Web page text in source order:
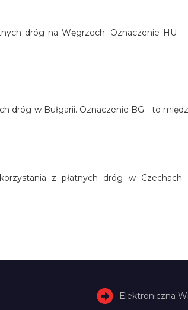
dróg na Węgrzech. Oznaczenie HU
dróg w Bułgarii. Oznaczenie BG - to
z płatnych dróg w
Elektroniczna